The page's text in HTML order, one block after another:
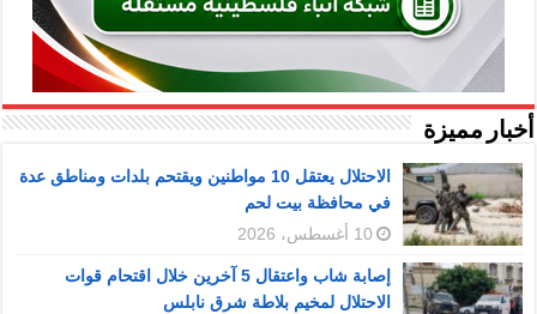
أخبار مميزة
الاحتلال يعتقل 10 مواطنين ويقتحم بلدات ومناطق عدة
في محافظة بيت لحم
10 أغسطس، 2026
إصابة شاب واعتقال 5 آخرين خلال اقتحام قوات
الاحتلال لمخيم بلاطة شرق نابلس